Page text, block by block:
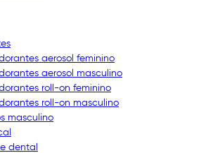
aerosol feminino
aerosol masculino
roll-on feminino
roll-on masculino
masculino
dental